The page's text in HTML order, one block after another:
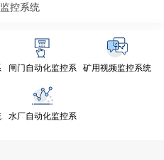
控系统
闸门自动化监控系
矿用视频监控系统
水厂自动化监控系